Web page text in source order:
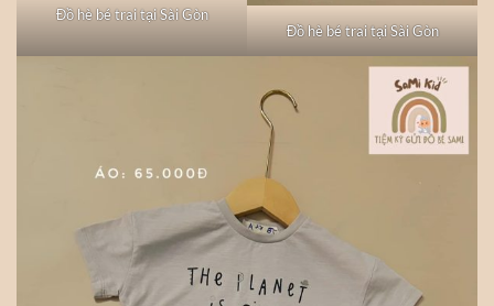
Đồ hè bé trai tại Sài Gòn
Đồ hè bé trai tại Sài Gòn